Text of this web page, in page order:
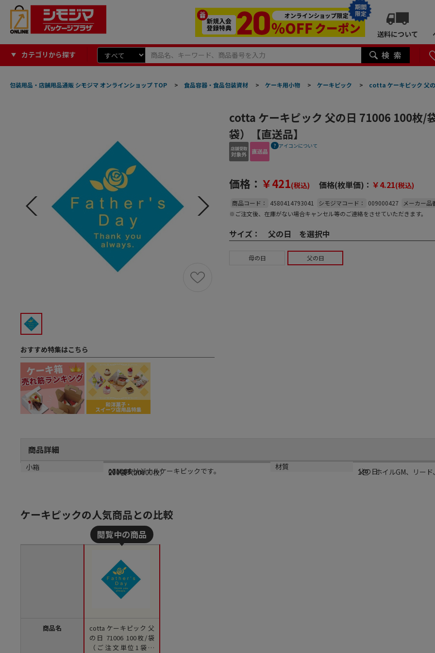
期間
限定
送料について
カテゴリから探す
包装用品・店舗用品通販 シモジマ オンラインショップ TOP > 食品容器・食品包装資材 > ケーキ用小物 > ケーキピック > cotta ケーキピック 父
おすすめ特集はこちら
cotta ケーキピック 父の日 71006 100枚/
袋）【直送品】
アイコンについて
価格： ￥421(税込) 価格(枚単価)： ￥4.21(税込)
商品コード： 4580414793041 シモジマコード： 009000427
メーカー品
※ご注文後、在庫がない場合キャンセル等のご連絡をさせていただきます。
サイズ： 父の日 を選択中
母の日 父の日
商品詳細
商品説明
cottaオリジナルケーキピックです。
メーカー品番
071006
規格
父の日
サイズ
23×23mm
材質
1色 ホイルGM、リード
小箱
200袋（20000枚）
ケーキピックの人気商品との比較
商品名
cotta ケーキピック 父
の日 71006 100枚/袋
（ご注文単位1袋）